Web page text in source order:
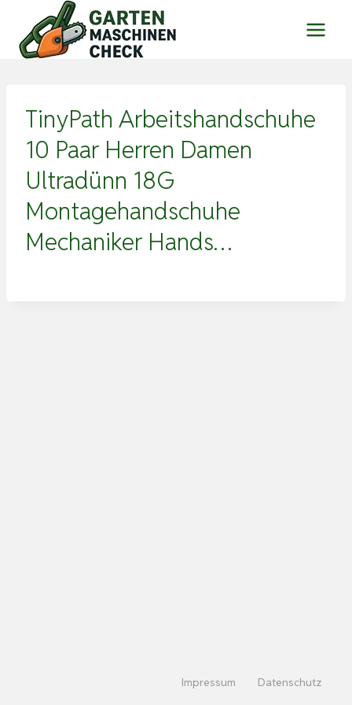
Inhalt
springen
TinyPath Arbeitshandschuhe
10 Paar Herren Damen
Ultradünn 18G
Montagehandschuhe
Mechaniker Hands…
Impressum Datenschutz